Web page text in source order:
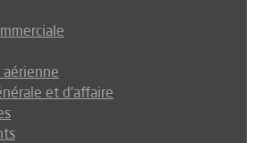
et d’affaire